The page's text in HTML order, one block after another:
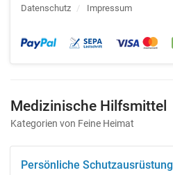
Datenschutz / Impressum
Medizinische Hilfsmittel
Kategorien von Feine Heimat
Persönliche Schutzausrüstung